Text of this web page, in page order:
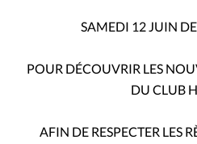
SAMEDI 12 JUIN
POUR DÉCOUVRIR LES
DU CLUB
AFIN DE RESPECTER LES